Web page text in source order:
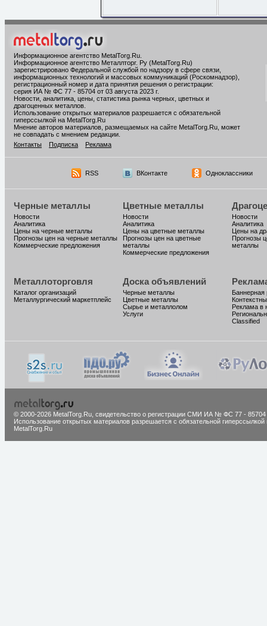
Информационное агентство MetalTorg.Ru
Информационное агентство Металлторг. Ру (MetalTorg.Ru)
зарегистрировано Федеральной службой по надзору в сфере связи,
информационных технологий и массовых коммуникаций (Роскомнадзор),
регистрационный номер и дата принятия решения о регистрации:
серия ИА № ФС 77 - 85704 от 03 августа 2023 г.
Новости, аналитика, цены, статистика рынка черных, цветных и
драгоценных металлов.
Использование открытых материалов разрешается с обязательной
гиперссылкой на MetalTorg.Ru
Мнение авторов материалов, размещаемых на сайте MetalTorg.Ru, может
не совпадать с мнением редакции.
Контакты
Подписка Реклама
RSS ВКонтакте Одноклассники
Черные металлы
Новости
Аналитика
Цены на черные металлы
Прогнозы цен на черные металлы
Коммерческие предложения
Цветные металлы
Новости
Аналитика
Цены на цветные металлы
Прогнозы цен на цветные
металлы
Коммерческие предложения
Новости
Аналитика
Цены на
Прогнозы
металлы
Металлоторговля
Каталог организаций
Металлургический маркетплейс
Доска объявлений
Черные металлы
Цветные металлы
Сырье и металлолом
Услуги
Баннерная
Реклама в
Classified
© 2000-2026 MetalTorg.Ru, cвидетельство о регистрации СМИ ИА № ФС 77 - 85704
Использование открытых материалов разрешается с обязательной гиперссылкой
MetalTorg.Ru